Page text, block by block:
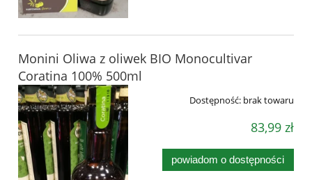
Monini Oliwa z oliwek BIO Monocultivar
Coratina 100% 500ml
Dostępność: brak towaru
83,99 zł
powiadom o dostępności